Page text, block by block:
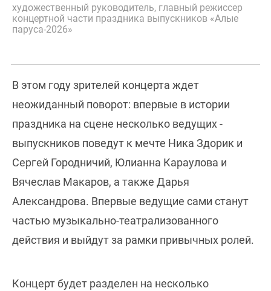
художественный руководитель, главный режиссер
концертной части праздника выпускников «Алые
паруса-2026»
В этом году зрителей концерта ждет
неожиданный поворот: впервые в истории
праздника на сцене несколько ведущих -
выпускников поведут к мечте Ника Здорик и
Сергей Городничий, Юлианна Караулова и
Вячеслав Макаров, а также Дарья
Александрова. Впервые ведущие сами станут
частью музыкально-театрализованного
действия и выйдут за рамки привычных ролей.
Концерт будет разделен на несколько